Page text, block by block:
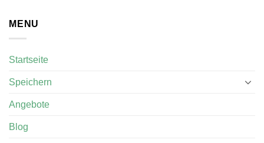
MENU
Startseite
Speichern
Angebote
Blog